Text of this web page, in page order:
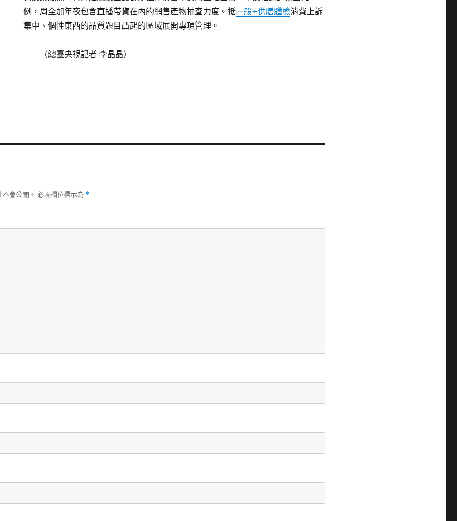
例，周全加年夜包含直播帶貨在內的網售產物抽查力度。抵一般+供膳體檢消費上訴
集中、個性東西的品質題目凸起的區域展開專項管理。
（總臺央視記者 李晶晶）
會公開。 必填欄位標示為 *